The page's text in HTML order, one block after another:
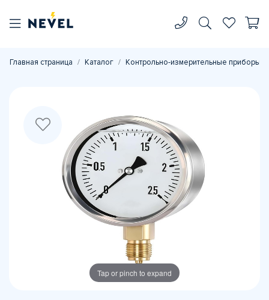
Главная страница Каталог Контрольно-измерительные приборы
Tap or pinch to expand